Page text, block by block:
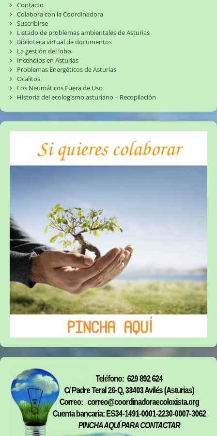
Contacto
Colabora con la Coordinadora
Suscribirse
Listado de problemas ambientales de Asturias
Biblioteca virtual de documentos
La gestión del lobo
Incendios en Asturias
Problemas Energéticos de Asturias
Ocalitos
Los Neumáticos Fuera de Uso
Historia del ecologismo asturiano – Recopilación